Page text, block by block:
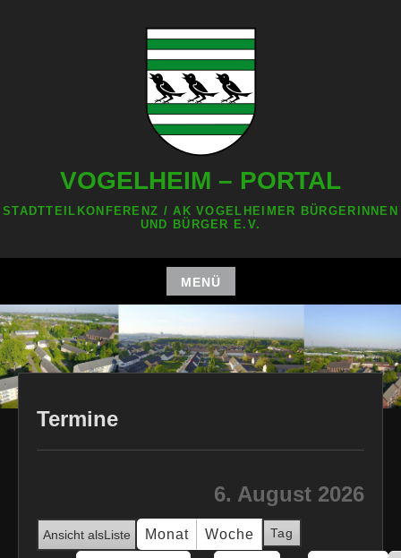
VOGELHEIM – PORTAL
STADTTEILKONFERENZ / AK VOGELHEIMER BÜRGERINNEN
UND BÜRGER E.V.
MENÜ
Zum
Inhalt
springen
Termine
6. August 2026
Ansicht alsListe Monat Woche Tag